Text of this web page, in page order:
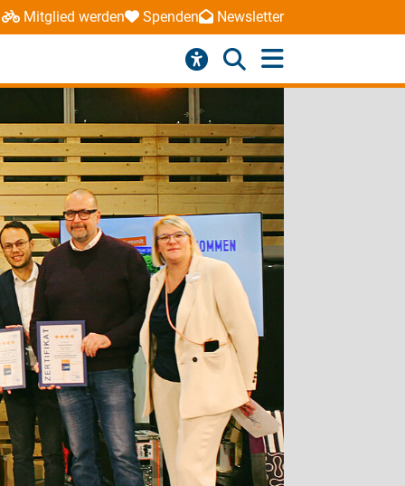
Mitglied werden Spenden Newsletter